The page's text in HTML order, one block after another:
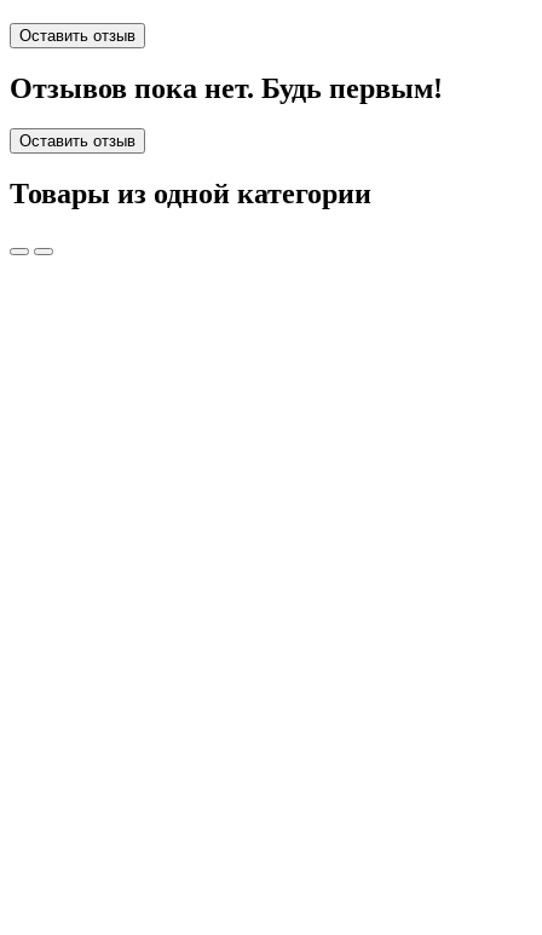
Оставить отзыв
Отзывов пока нет. Будь первым!
Оставить отзыв
Товары из одной категории